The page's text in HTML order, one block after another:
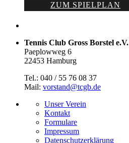
ZUM SPIELPLAN
Tennis Club Gross Borstel e.V.
Paeplowweg 6
22453 Hamburg
Tel.: 040 / 55 76 08 37
Mail: vorstand@tcgb.de
Unser Verein
Kontakt
Formulare
Impressum
Datenschutz­erklärung